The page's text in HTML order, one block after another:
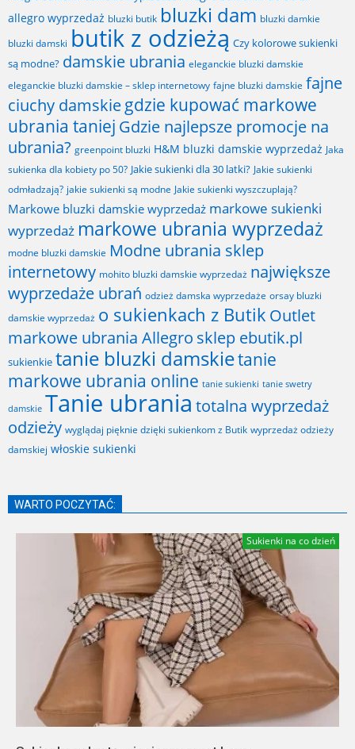
allegro wyprzedaż bluzki butik bluzki dam bluzki damkie
bluzki damski butik z odzieżą Czy kolorowe sukienki
są modne? damskie ubrania eleganckie bluzki damskie
eleganckie bluzki damskie – sklep internetowy fajne bluzki damskie fajne
ciuchy damskiegdzie kupować markowe
ubrania taniej Gdzie najlepsze promocje na
ubrania? greenpoint bluzki H&M bluzki damskie wyprzedaż Jaka
sukienka dla kobiety po 50? Jakie sukienki dla 30 latki? Jakie sukienki
odmładzają? jakie sukienki są modne Jakie sukienki wyszczuplają?
Markowe bluzki damskie wyprzedaż markowe sukienki
wyprzedaż markowe ubrania wyprzedaż
modne bluzki damskie Modne ubrania sklep
internetowy mohito bluzki damskie wyprzedaż największe
wyprzedaże ubrań odzież damska wyprzedaże orsay bluzki
damskie wyprzedaż o sukienkach z Butik Outlet
markowe ubrania Allegro sklep ebutik.pl
sukienkie tanie bluzki damskietanie
markowe ubrania online tanie sukienki tanie swetry
damskie Tanie ubrania totalna wyprzedaż
odzieży wyglądaj pięknie dzięki sukienkom z Butik wyprzedaż odzieży
damskiej włoskie sukienki
WARTO POCZYTAĆ:
Sukienki na co dzień